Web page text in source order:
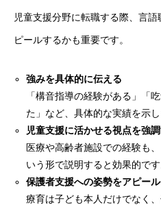
児童支援分野に転職する際、言
ピールするかも重要です。
強みを具体的に伝える
「構音指導の経験がある」「
た」など、具体的な実績を示し
児童支援に活かせる視点を強
医療や高齢者施設での経験も
いう形で説明すると効果的です
保護者支援への姿勢をアピール
療育は子ども本人だけでなく